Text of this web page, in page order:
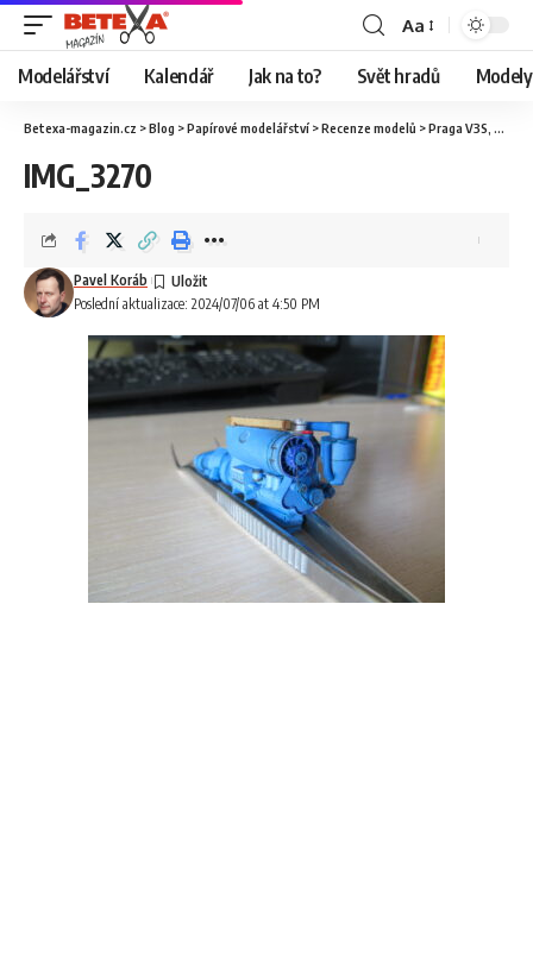
Aa
Modelářství Kalendář Jak na to? Svět hradů
Betexa-magazin.cz >Blog >Papírové modelářství >Recenze modelů >Praga V3S, Ripper Works
IMG_3270
Poslední aktualizace: 2024/07/06 at 4:50 PM
Pavel Koráb